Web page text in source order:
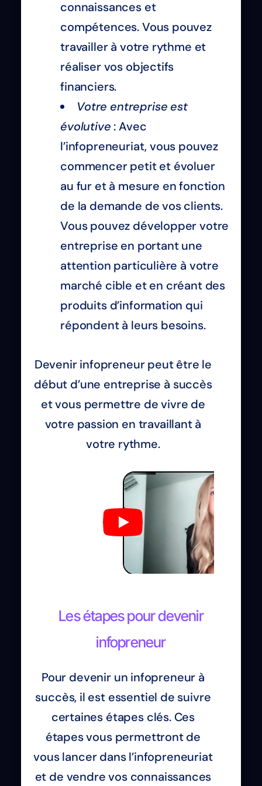
connaissances et
compétences. Vous pouvez
travailler à votre rythme et
réaliser vos objectifs
financiers.
Votre entreprise est
évolutive : Avec
l’infopreneuriat, vous pouvez
commencer petit et évoluer
au fur et à mesure en fonction
de la demande de vos clients.
Vous pouvez développer votre
entreprise en portant une
attention particulière à votre
marché cible et en créant des
produits d’information qui
répondent à leurs besoins.
Devenir infopreneur peut être le
début d’une entreprise à succès
et vous permettre de vivre de
votre passion en travaillant à
votre rythme.
Les étapes pour devenir
infopreneur
Pour devenir un infopreneur à
succès, il est essentiel de suivre
certaines étapes clés. Ces
étapes vous permettront de
vous lancer dans l’infopreneuriat
et de vendre vos connaissances